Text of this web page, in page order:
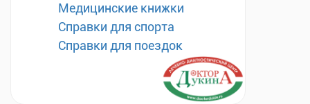
Медицинские книжки
Справки для спорта
Справки для поездок